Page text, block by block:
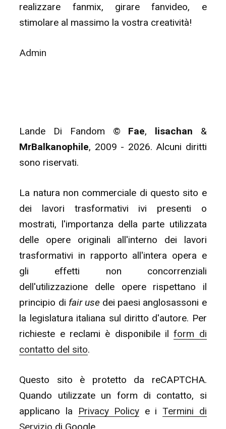
realizzare fanmix, girare fanvideo, e
stimolare al massimo la vostra creatività!
Admin
Lande Di Fandom © Fae, lisachan &
MrBalkanophile, 2009 - 2026. Alcuni diritti
sono riservati.
La natura non commerciale di questo sito e
dei lavori trasformativi ivi presenti o
mostrati, l'importanza della parte utilizzata
delle opere originali all'interno dei lavori
trasformativi in rapporto all'intera opera e
gli effetti non concorrenziali
dell'utilizzazione delle opere rispettano il
principio di fair usedei paesi anglosassoni e
la legislatura italiana sul diritto d'autore. Per
richieste e reclami è disponibile ilform di
contatto del sito.
Questo sito è protetto da reCAPTCHA.
Quando utilizzate un form di contatto, si
applicano la
Privacy Policy e iTermini di